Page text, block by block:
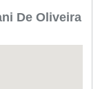
De Oliveira